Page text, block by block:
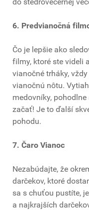
6. Predvianočná
Čo je lepšie ako
filmy, ktoré ste videli
vianočné trháky,
vianočnú nôtu.
medovníky,
začať! Je to ďalší
pohodu.
7. Čaro Vianoc
Nezabúdajte, že
darčekov, ktoré
sa s chuťou pustíte,
a najkrajších